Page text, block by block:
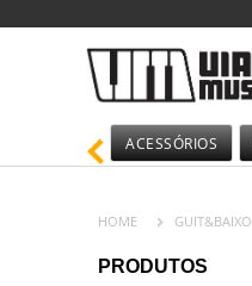
ACESSÓRIOS
HOME GUIT&BAIXO
PRODUTOS